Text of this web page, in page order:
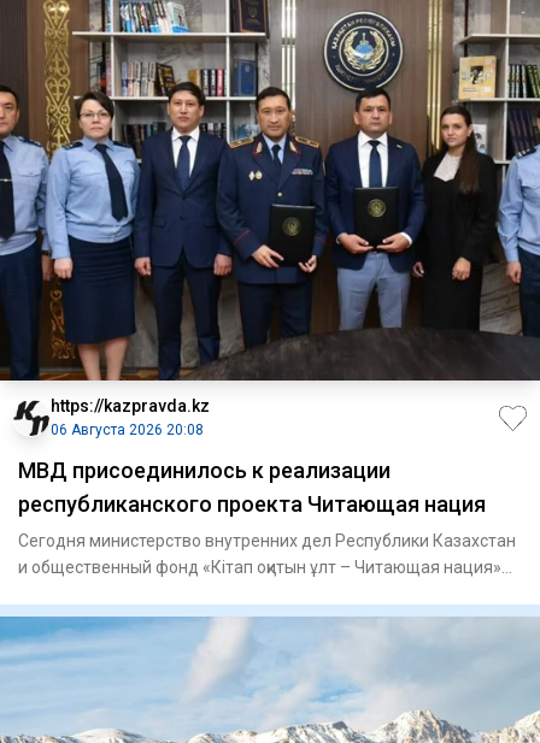
https://kazpravda.kz
06 Августа 2026 20:08
МВД присоединилось к реализации
республиканского проекта Читающая нация
Сегодня министерство внутренних дел Республики Казахстан
и общественный фонд «Кітап оқитын ұлт – Читающая нация»